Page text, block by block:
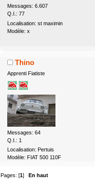
Messages: 6.607
Q.I.: 77
Localisation: st maximin
Modèle: x
Thino
Apprenti Fiatiste
Messages: 64
Q.I.: 1
Localisation: Pertuis
Modèle: FIAT 500 110F
Pages: [1]En haut